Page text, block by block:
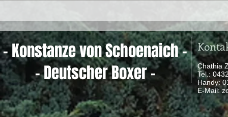
- Konstanze von Schoenaich -
- Deutscher Boxer -
Chathia
Tel.:
Handy:
​ E-Mail: